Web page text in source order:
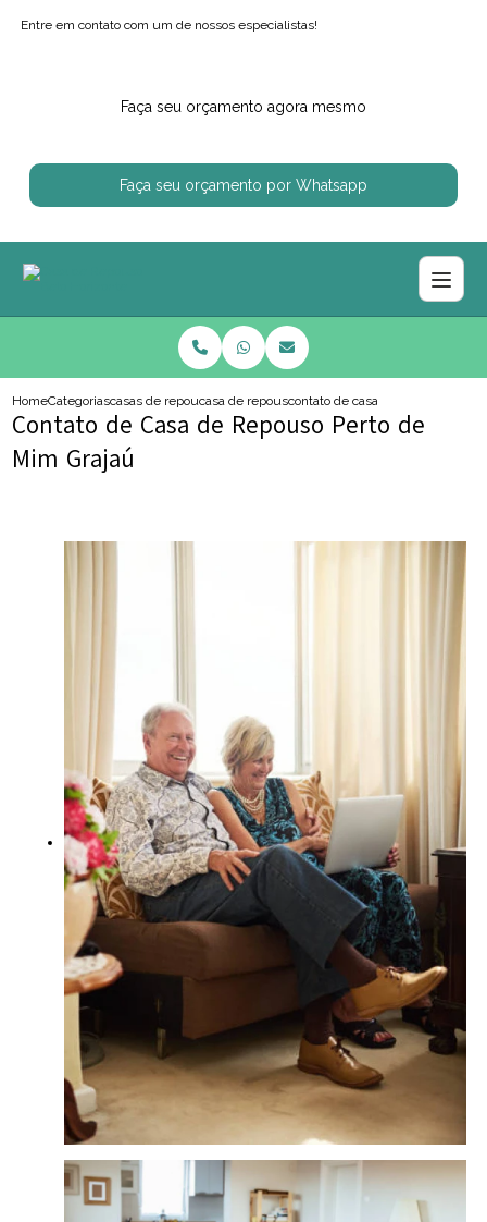
Entre em contato com um de nossos especialistas!
Faça seu orçamento agora mesmo
Faça seu orçamento por Whatsapp
HomeCategoriascasas de repousocasa de repouso particularcontato de casa de repouso
Contato de Casa de Repouso Perto de
Mim Grajaú